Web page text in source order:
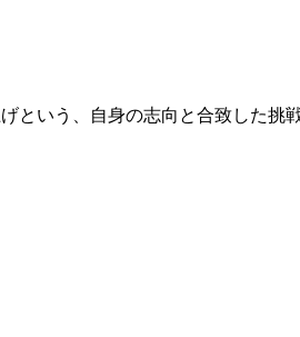
いう、自身の志向と合致した挑